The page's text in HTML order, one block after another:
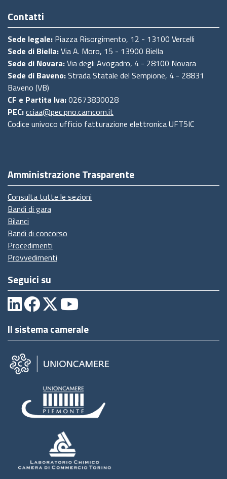
Contatti
Sede legale: Piazza Risorgimento, 12 - 13100 Vercelli
Sede di Biella:Via A. Moro, 15 - 13900 Biella
Sede di Novara:Via degli Avogadro, 4 - 28100 Novara
Sede di Baveno:Strada Statale del Sempione, 4 - 28831
Baveno (VB)
CF e Partita Iva:02673830028
PEC:cciaa@pec.pno.camcom.it
Codice univoco ufficio fatturazione elettronica UFT5IC
Amministrazione Trasparente
Consulta tutte le sezioni
Bandi di gara
Bilanci
Bandi di concorso
Procedimenti
Provvedimenti
Seguici su
Il sistema camerale